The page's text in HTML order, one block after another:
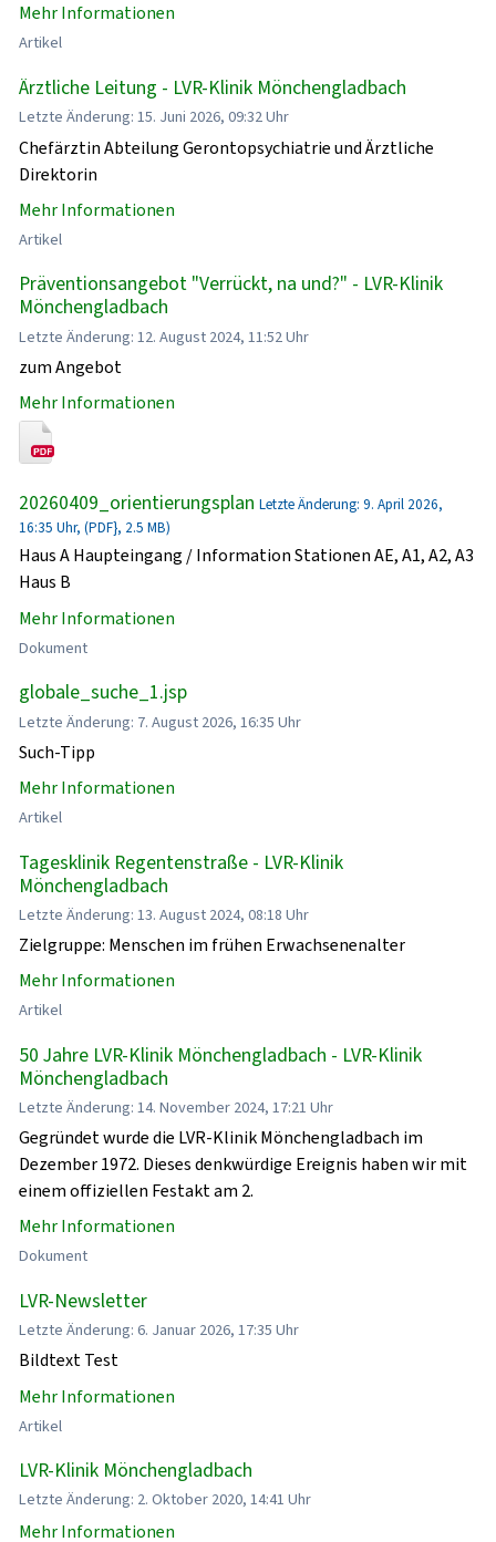
Mehr Informationen
Artikel
Ärztliche Leitung - LVR-Klinik Mönchengladbach
Letzte Änderung: 15. Juni 2026, 09:32 Uhr
Chefärztin Abteilung Gerontopsychiatrie und Ärztliche
Direktorin
Mehr Informationen
Artikel
Präventionsangebot "Verrückt, na und?" - LVR-Klinik
Mönchengladbach
Letzte Änderung: 12. August 2024, 11:52 Uhr
zum Angebot
Mehr Informationen
20260409_orientierungsplan Letzte Änderung: 9. April 2026,
16:35 Uhr, (PDF}, 2.5 MB)
Haus A Haupteingang / Information Stationen AE, A1, A2, A3
Haus B
Mehr Informationen
Dokument
globale_suche_1.jsp
Letzte Änderung: 7. August 2026, 16:35 Uhr
Such-Tipp
Mehr Informationen
Artikel
Tagesklinik Regentenstraße - LVR-Klinik
Mönchengladbach
Letzte Änderung: 13. August 2024, 08:18 Uhr
Zielgruppe: Menschen im frühen Erwachsenenalter
Mehr Informationen
Artikel
50 Jahre LVR-Klinik Mönchengladbach - LVR-Klinik
Mönchengladbach
Letzte Änderung: 14. November 2024, 17:21 Uhr
Gegründet wurde die LVR-Klinik Mönchengladbach im
Dezember 1972. Dieses denkwürdige Ereignis haben wir mit
einem offiziellen Festakt am 2.
Mehr Informationen
Dokument
LVR-Newsletter
Letzte Änderung: 6. Januar 2026, 17:35 Uhr
Bildtext Test
Mehr Informationen
Artikel
LVR-Klinik Mönchengladbach
Letzte Änderung: 2. Oktober 2020, 14:41 Uhr
Mehr Informationen